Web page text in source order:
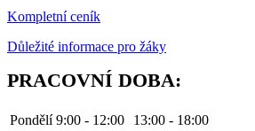
Kompletní ceník
Důležité informace pro žáky
PRACOVNÍ DOBA:
Pondělí 9:00 - 12:00
13:00 - 18:00